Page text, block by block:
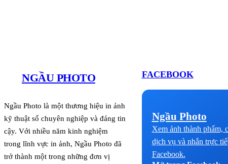
NGẦU PHOTO
Ngầu Photo là một thương hiệu in ảnh
kỹ thuật số chuyên nghiệp và đáng tin
cậy. Với nhiều năm kinh nghiệm
trong lĩnh vực in ảnh, Ngầu Photo đã
trở thành một trong những đơn vị
FACEBOOK
Ngầu Photo
Xem ảnh thành phẩm,
dịch vụ và nhắn trực
Facebook.